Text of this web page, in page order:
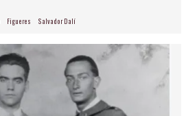
Figueres Salvador Dalí